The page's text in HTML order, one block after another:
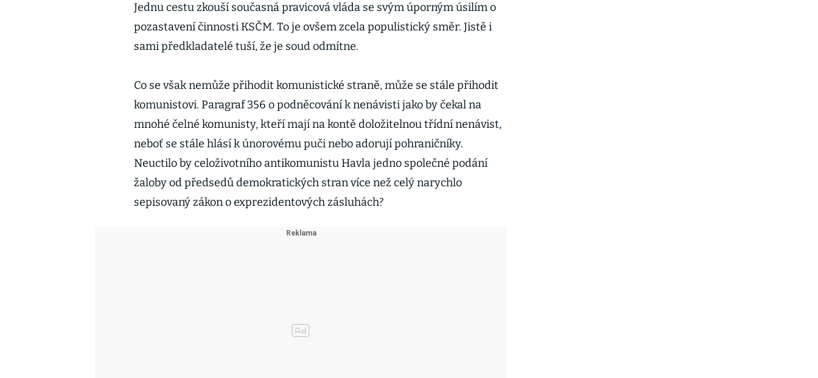
Jednu cestu zkouší současná pravicová vláda se svým úporným úsilím o
pozastavení činnosti KSČM. To je ovšem zcela populistický směr. Jistě i
sami předkladatelé tuší, že je soud odmítne.
Co se však nemůže přihodit komunistické straně, může se stále přihodit
komunistovi. Paragraf 356 o podněcování k nenávisti jako by čekal na
mnohé čelné komunisty, kteří mají na kontě doložitelnou třídní nenávist,
neboť se stále hlásí k únorovému puči nebo adorují pohraničníky.
Neuctilo by celoživotního antikomunistu Havla jedno společné podání
žaloby od předsedů demokratických stran více než celý narychlo
sepisovaný zákon o exprezidentových zásluhách?